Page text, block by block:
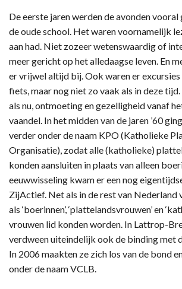
De eerste jaren werden de avonden
de oude school. Het waren voornamelijk
aan had. Niet zozeer wetenswaardig of
meer gericht op het alledaagse leven. En
er vrijwel altijd bij. Ook waren er excursies
fiets, maar nog niet zo vaak als in deze
als nu, ontmoeting en gezelligheid vanaf
vaandel. In het midden van de jaren ’60
verder onder de naam KPO (Katholieke
Organisatie), zodat alle (katholieke)
konden aansluiten in plaats van alleen
eeuwwisseling kwam er een nog
ZijActief. Net als in de rest van Nederland
als ‘boerinnen’, ‘plattelandsvrouwen’ en
vrouwen lid konden worden. In Lattrop-
verdween uiteindelijk ook de binding met
In 2006 maakten ze zich los van de bond
onder de naam VCLB.